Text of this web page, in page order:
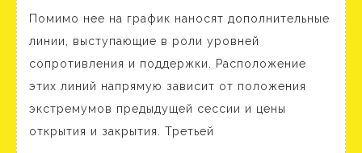
точек
форекс
расчет
Pivot
point
Помимо нее на график наносят дополнительные
линии, выступающие в роли уровней
сопротивления и поддержки. Расположение
этих линий напрямую зависит от положения
экстремумов предыдущей сессии и цены
открытия и закрытия. Третьей